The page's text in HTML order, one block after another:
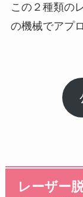
この２種類の
の機械でアプ
レーザー